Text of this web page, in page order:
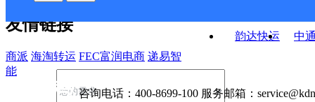
韵达快运
中
友情链接
商派 海淘转运 FEC富润电商 递易智
能
咨询电话： 400-8699-100 服务邮箱：